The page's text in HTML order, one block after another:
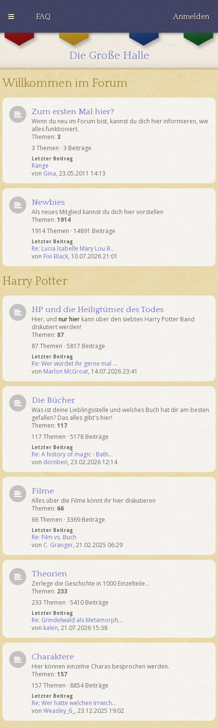
FAQ Anmelden
G
i
H
u
e
u
f
R
n
w
Die Große Halle
Willkommen im Forum
Zum ersten Mal hier?
Wenn du neu im Forum bist, kannst du dich hier informieren, wie
alles funktioniert.
Themen: 3
3 Themen · 3 Beiträge
Letzter Beitrag
Ränge
von Gina, 23.05.2011 14:13
Newbies
Als neues Mitglied kannst du dich hier vorstellen
Themen: 1914
1914 Themen · 14891 Beiträge
Letzter Beitrag
Re: Lucia Isabelle Mary Lou B…
von Fixi Black, 10.07.2026 21:01
Harry Potter
HP und die Heiligtümer des Todes
Hier, und nur hier kann über den siebten Harry Potter Band
diskutiert werden!
Themen: 87
87 Themen · 5817 Beiträge
Letzter Beitrag
Re: Wer würdet ihr gerne mal …
von Marlon McGroat, 14.07.2026 23:41
Die Bücher
Was ist deine Lieblingsstelle und welches Buch hat dir am besten
gefallen? Das alles gibt's hier!
Themen: 117
117 Themen · 5178 Beiträge
Letzter Beitrag
Re: A history of magic - Bath…
von dornben, 23.02.2026 12:14
Filme
Alles über die Filme könnt ihr hier diskutieren
Themen: 66
66 Themen · 3369 Beiträge
Letzter Beitrag
Re: Film vs. Buch
von C. Granger, 21.02.2025 06:29
Theorien
Zerlege die Geschichte in 1000 Einzelteile...
Themen: 233
233 Themen · 5410 Beiträge
Letzter Beitrag
Re: Grindelwald als Metamorph…
von kalen, 21.07.2026 15:38
Charaktere
Hier können einzelne Charas besprochen werden.
Themen: 157
157 Themen · 8854 Beiträge
Letzter Beitrag
Re: Wer hätte welchen Irrwich…
von Weasley_6_ , 23.12.2025 19:02